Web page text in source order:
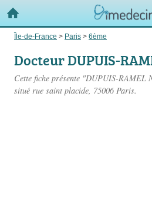
Île-de-France > Paris > 6ème
Docteur DUPUIS-
Cette fiche présente "DUPUIS-RAMEL
situé rue saint placide, 75006 Paris.